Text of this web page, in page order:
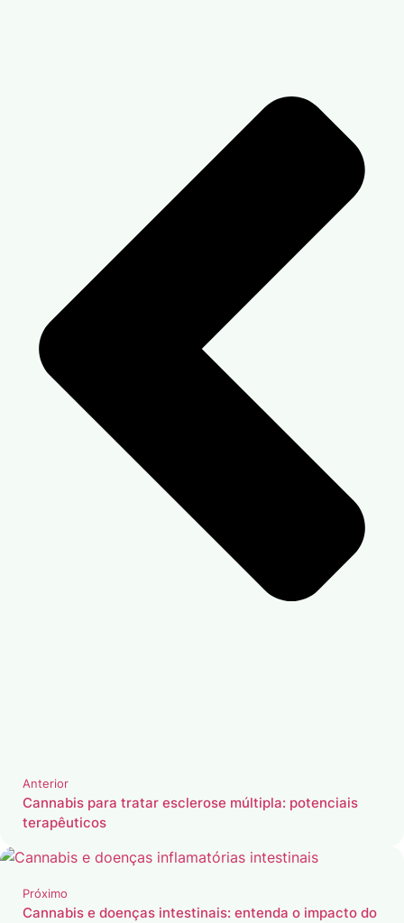
Anterior
Cannabis para tratar esclerose múltipla: potenciais
terapêuticos
Próximo
Cannabis e doenças intestinais: entenda o impacto do